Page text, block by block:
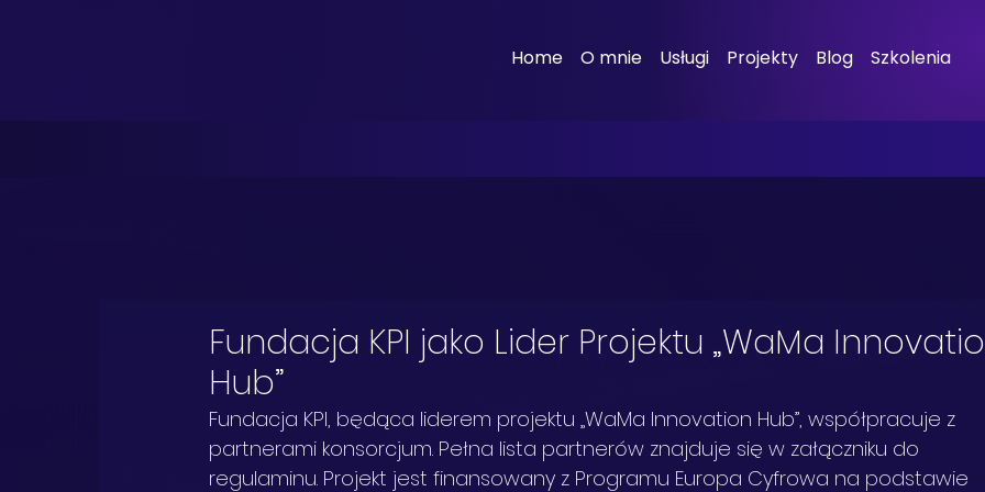
Home O mnie Usługi Projekty Blog Szkolenia
Fundacja KPI jako Lider Projektu „WaMa
Hub”
Fundacja KPI, będąca liderem projektu „WaMa Innovation Hub”, współpracuje z
partnerami konsorcjum. Pełna lista partnerów znajduje się w załączniku do
regulaminu. Projekt jest finansowany z Programu Europa Cyfrowa na podstawie